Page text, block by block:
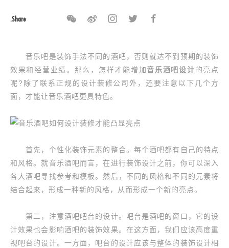
.Share
音乐吧是装饰手法不同的酒吧，否则就达不到预期的装饰
效果和经营业绩。那么，怎样才能增加音乐酒吧设计的亮点
呢?除了联系正规的设计装修公司外，还要注意以下几个方
面，才能让音乐酒吧更具特色。
首先，个性化装饰元素的整合。每个酒吧都有自己的特点
和风格。就音乐酒吧而言，在进行装饰设计之前，你可以深入
各大酒吧寻找参考和模板。然后，不同的风格和不同的元素将
结合起来，形成一种新的风格，从而形成一个新的亮点。
第二，注意酒吧吧台的设计。吧台是酒吧的窗口，它的设
计效果也会影响酒吧的装饰效果。在这方面，我们应该高度重
视吧台的设计。一方面，吧台的设计应该与整体的装饰设计相